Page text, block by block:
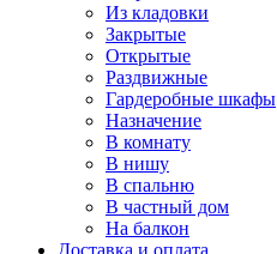
Из кладовки
Закрытые
Открытые
Раздвижные
Гардеробные шкафы
Назначение
В комнату
В нишу
В спальню
В частный дом
На балкон
Доставка и оплата